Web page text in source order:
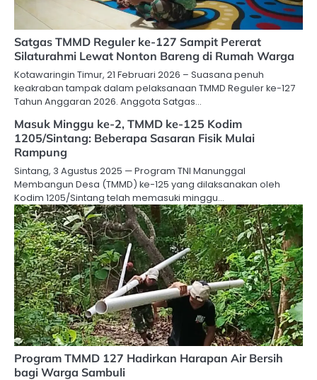
Satgas TMMD Reguler ke-127 Sampit Pererat
Silaturahmi Lewat Nonton Bareng di Rumah Warga
Kotawaringin Timur, 21 Februari 2026 – Suasana penuh
keakraban tampak dalam pelaksanaan TMMD Reguler ke-127
Tahun Anggaran 2026. Anggota Satgas…
Masuk Minggu ke-2, TMMD ke-125 Kodim
1205/Sintang: Beberapa Sasaran Fisik Mulai
Rampung
Sintang, 3 Agustus 2025 — Program TNI Manunggal
Membangun Desa (TMMD) ke-125 yang dilaksanakan oleh
Kodim 1205/Sintang telah memasuki minggu…
Program TMMD 127 Hadirkan Harapan Air Bersih
bagi Warga Sambuli